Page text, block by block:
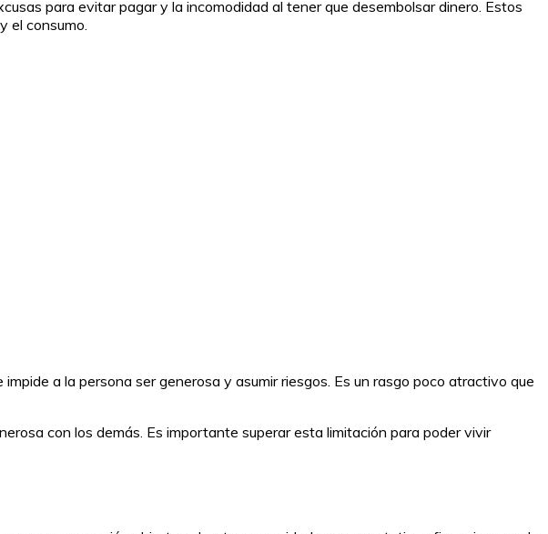
para evitar pagar y la incomodidad al tener que desembolsar dinero. Estos
el consumo.
a la persona ser generosa y asumir riesgos. Es un rasgo poco atractivo que
con los demás. Es importante superar esta limitación para poder vivir